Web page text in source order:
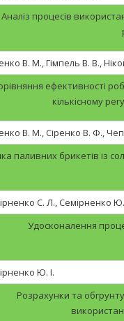
Аналіз процесів
В. М., Гімпель В. В.,
ефективності
кількісному
В. М., Сіренко В. Ф.,
паливних брикетів із
С. Л., Семірненко
Удосконалення
Ю. І.
Розрахунки та